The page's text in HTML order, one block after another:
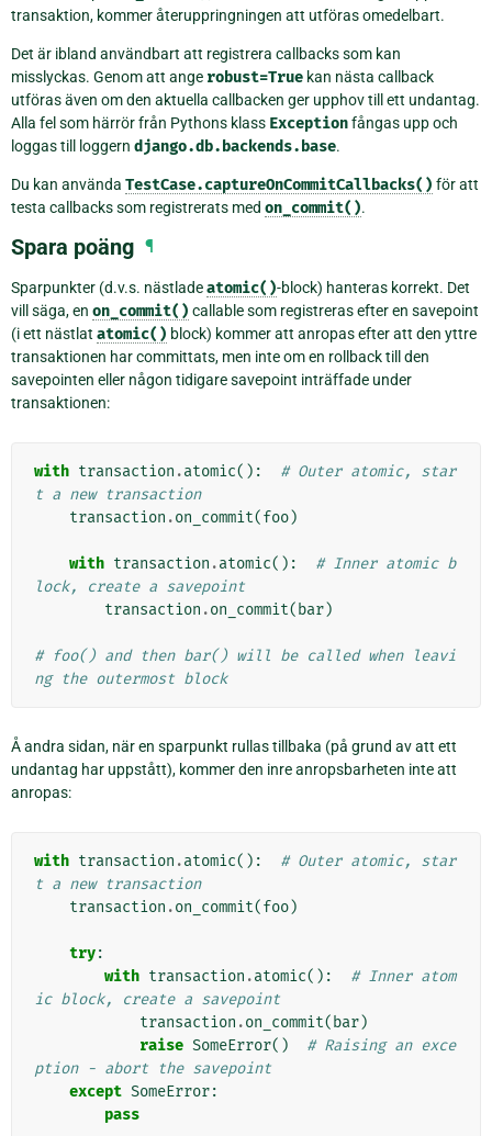
transaktion, kommer återuppringningen att utföras omedelbart.
Det är ibland användbart att registrera callbacks som kan
misslyckas. Genom att ange robust=True kan nästa callback
utföras även om den aktuella callbacken ger upphov till ett undantag.
Alla fel som härrör från Pythons klass Exceptionfångas upp och
loggas till loggern django.db.backends.base.
Du kan använda TestCase.captureOnCommitCallbacks() för att
testa callbacks som registrerats med on_commit().
Spara poäng ¶
Sparpunkter (d.v.s. nästladeatomic()-block) hanteras korrekt. Det
vill säga, en on_commit() callable som registreras efter en savepoint
(i ett nästlat atomic() block) kommer att anropas efter att den yttre
transaktionen har committats, men inte om en rollback till den
savepointen eller någon tidigare savepoint inträffade under
transaktionen:
with transaction .atomic():
# Outer atomic, star
t a new transaction
transaction .on_commit(foo)
with transaction .atomic():
# Inner atomic b
lock, create a savepoint
transaction .on_commit(bar)
# foo() and then bar() will be called when leavi
ng the outermost block
Å andra sidan, när en sparpunkt rullas tillbaka (på grund av att ett
undantag har uppstått), kommer den inre anropsbarheten inte att
anropas:
with transaction .atomic():
# Outer atomic, star
t a new transaction
transaction .on_commit(foo)
try:
with transaction .atomic():
# Inner atom
ic block, create a savepoint
transaction .on_commit(bar)
raise SomeError()
# Raising an exce
ption - abort the savepoint
except SomeError:
pass